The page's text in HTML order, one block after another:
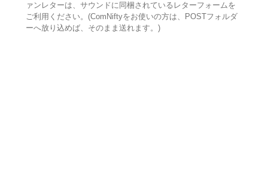
ァンレターは、サウンドに同梱されているレターフォームを
ご利用ください。(ComNiftyをお使いの方は、POSTフォルダ
ーへ放り込めば、そのまま送れます。)